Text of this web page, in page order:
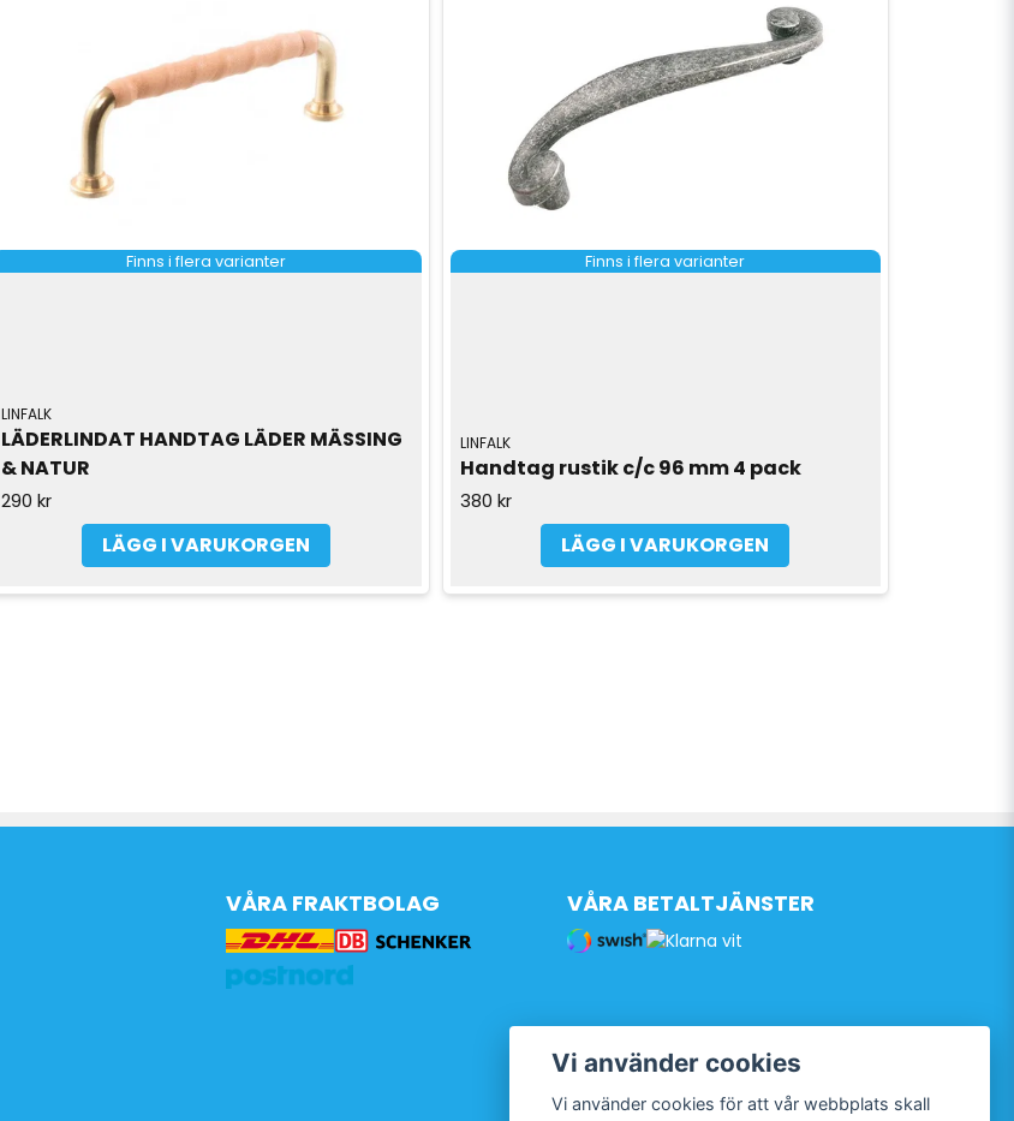
Finns i flera varianter
LINFALK
LÄDERLINDAT HANDTAG LÄDER MÄSSING
& NATUR
290 kr
LÄGG I VARUKORGEN
Finns i flera varianter
LINFALK
Handtag rustik c/c 96 mm 4 pack
380 kr
LÄGG I VARUKORGEN
VÅRA FRAKTBOLAG VÅRA BETALTJÄNSTER
Vi använder cookies
Vi använder cookies för att vår webbplats skall